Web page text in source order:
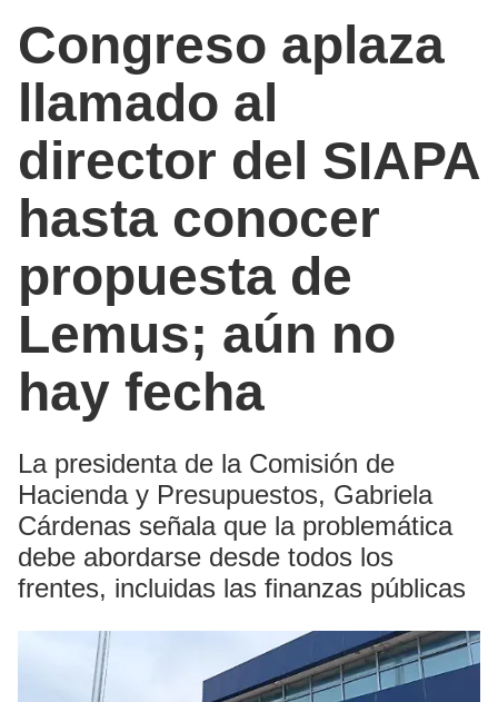
Congreso aplaza
llamado al
director del SIAPA
hasta conocer
propuesta de
Lemus; aún no
hay fecha
La presidenta de la Comisión de
Hacienda y Presupuestos, Gabriela
Cárdenas señala que la problemática
debe abordarse desde todos los
frentes, incluidas las finanzas públicas